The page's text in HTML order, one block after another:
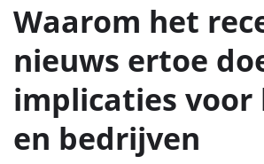
Waarom het
nieuws ertoe
implicaties voor
en bedrijven